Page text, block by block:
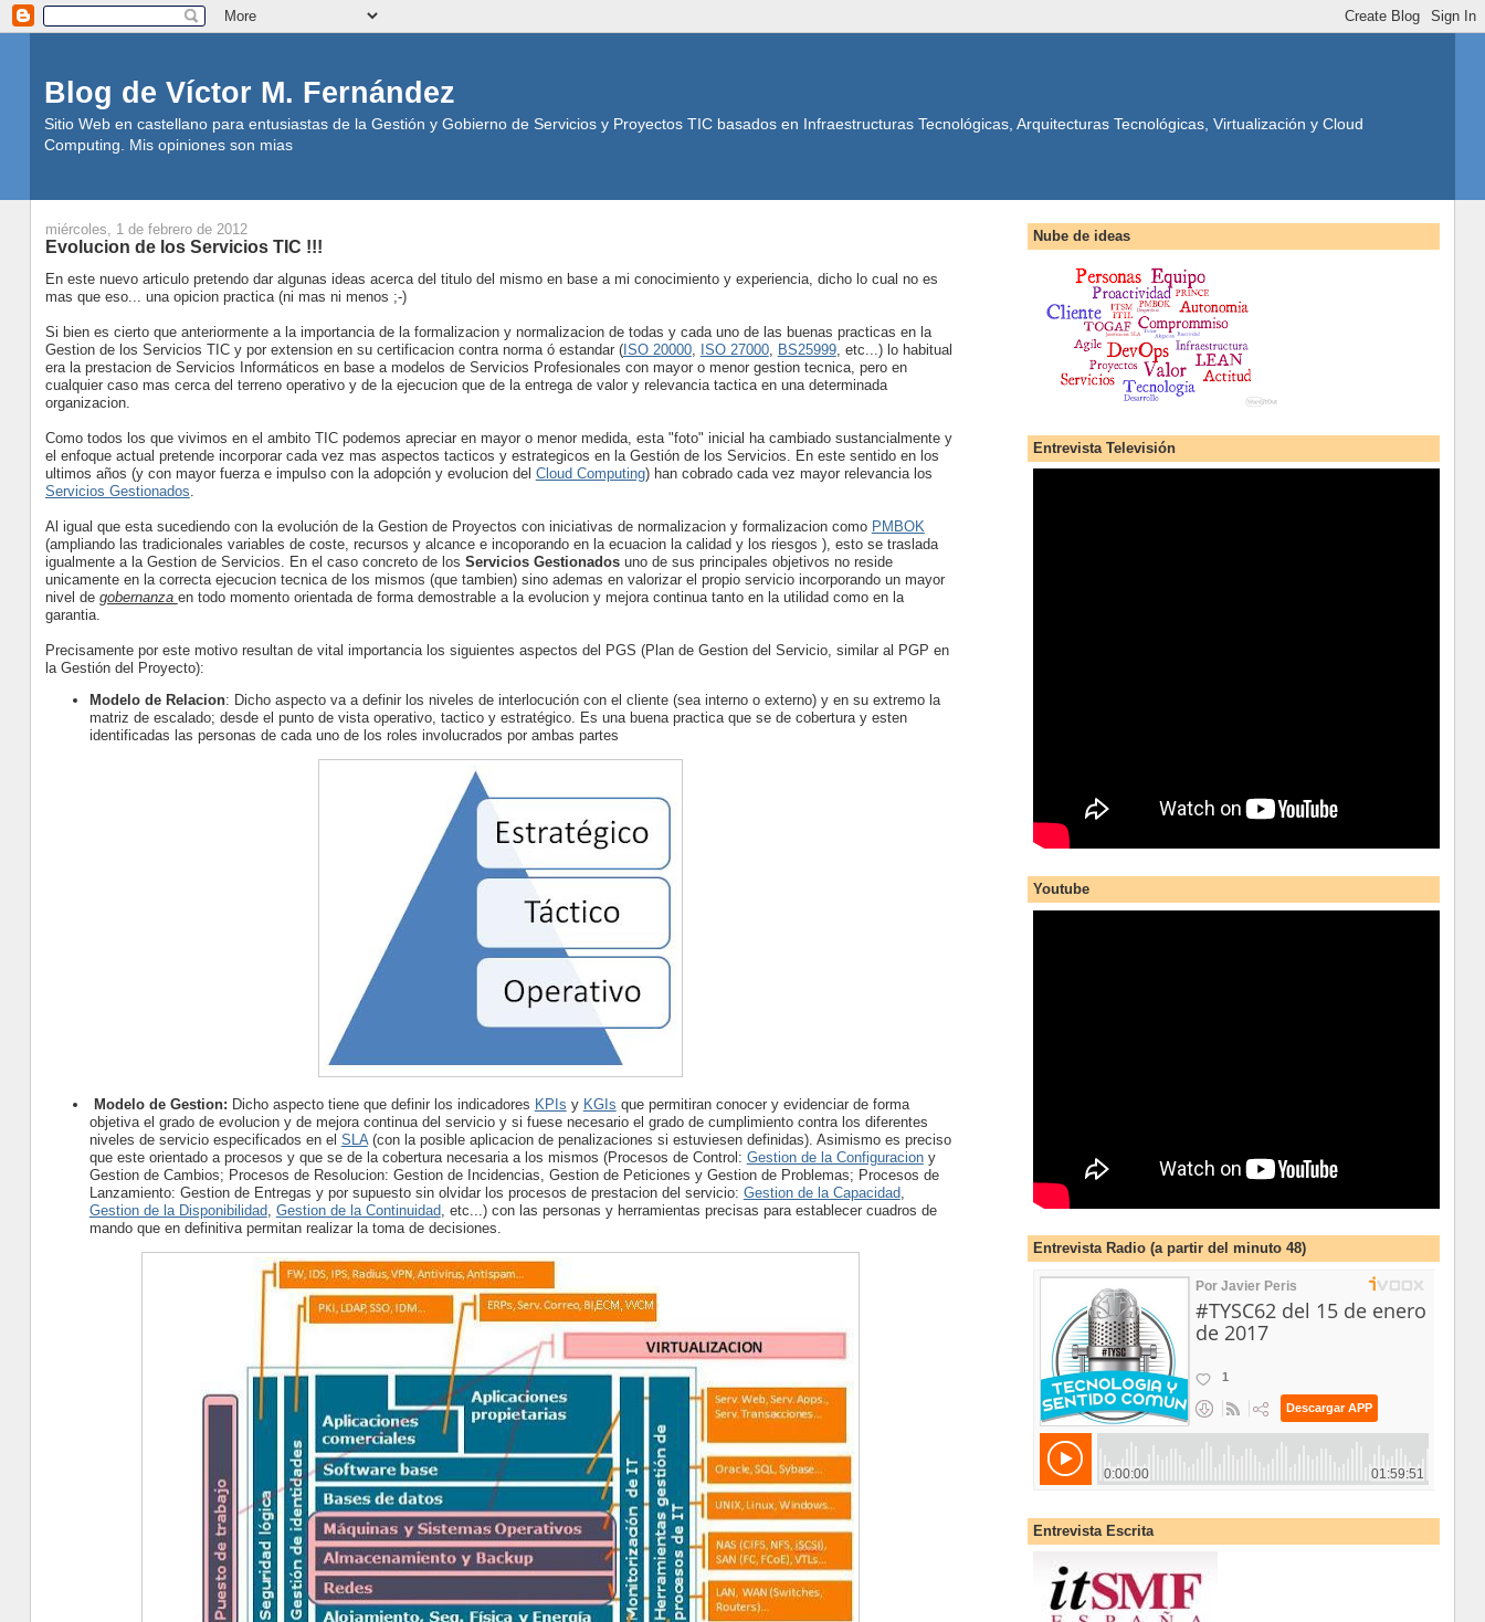
Blog de Víctor M. Fernández
Sitio Web en castellano para entusiastas de la Gestión y Gobierno de Servicios y Proyectos TIC basados en Infraestructuras Tecnológicas, Arquitecturas Tecnológicas, Virtualización y Cloud
Computing. Mis opiniones son mias
miércoles, 1 de febrero de 2012
Evolucion de los Servicios TIC !!!
En este nuevo articulo pretendo dar algunas ideas acerca del titulo del mismo en base a mi conocimiento y experiencia, dicho lo cual no es
mas que eso... una opicion practica (ni mas ni menos ;-)
Si bien es cierto que anteriormente a la importancia de la formalizacion y normalizacion de todas y cada uno de las buenas practicas en la
Gestion de los Servicios TIC y por extension en su certificacion contra norma ó estandar (ISO 20000, ISO 27000, BS25999, etc...) lo habitual
era la prestacion de Servicios Informáticos en base a modelos de Servicios Profesionales con mayor o menor gestion tecnica, pero en
cualquier caso mas cerca del terreno operativo y de la ejecucion que de la entrega de valor y relevancia tactica en una determinada
organizacion.
Como todos los que vivimos en el ambito TIC podemos apreciar en mayor o menor medida, esta "foto" inicial ha cambiado sustancialmente y
el enfoque actual pretende incorporar cada vez mas aspectos tacticos y estrategicos en la Gestión de los Servicios. En este sentido en los
ultimos años (y con mayor fuerza e impulso con la adopción y evolucion del Cloud Computing) han cobrado cada vez mayor relevancia los
Servicios Gestionados.
Al igual que esta sucediendo con la evolución de la Gestion de Proyectos con iniciativas de normalizacion y formalizacion como PMBOK
(ampliando las tradicionales variables de coste, recursos y alcance e incoporando en la ecuacion la calidad y los riesgos ), esto se traslada
igualmente a la Gestion de Servicios. En el caso concreto de los Servicios Gestionados uno de sus principales objetivos no reside
unicamente en la correcta ejecucion tecnica de los mismos (que tambien) sino ademas en valorizar el propio servicio incorporando un mayor
nivel de gobernanza en todo momento orientada de forma demostrable a la evolucion y mejora continua tanto en la utilidad como en la
garantia.
Precisamente por este motivo resultan de vital importancia los siguientes aspectos del PGS (Plan de Gestion del Servicio, similar al PGP en
la Gestión del Proyecto):
Modelo de Relacion: Dicho aspecto va a definir los niveles de interlocución con el cliente (sea interno o externo) y en su extremo la
matriz de escalado; desde el punto de vista operativo, tactico y estratégico. Es una buena practica que se de cobertura y esten
identificadas las personas de cada uno de los roles involucrados por ambas partes
Modelo de Gestion: Dicho aspecto tiene que definir los indicadores KPIs y KGIs que permitiran conocer y evidenciar de forma
objetiva el grado de evolucion y de mejora continua del servicio y si fuese necesario el grado de cumplimiento contra los diferentes
niveles de servicio especificados en el SLA(con la posible aplicacion de penalizaciones si estuviesen definidas). Asimismo es preciso
que este orientado a procesos y que se de la cobertura necesaria a los mismos (Procesos de Control: Gestion de la Configuraciony
Gestion de Cambios; Procesos de Resolucion: Gestion de Incidencias, Gestion de Peticiones y Gestion de Problemas; Procesos de
Lanzamiento: Gestion de Entregas y por supuesto sin olvidar los procesos de prestacion del servicio: Gestion de la Capacidad,
Gestion de la Disponibilidad, Gestion de la Continuidad, etc...) con las personas y herramientas precisas para establecer cuadros de
mando que en definitiva permitan realizar la toma de decisiones.
Nube de ideas
Entrevista Televisión
Youtube
Entrevista Radio (a partir del minuto 48)
Entrevista Escrita